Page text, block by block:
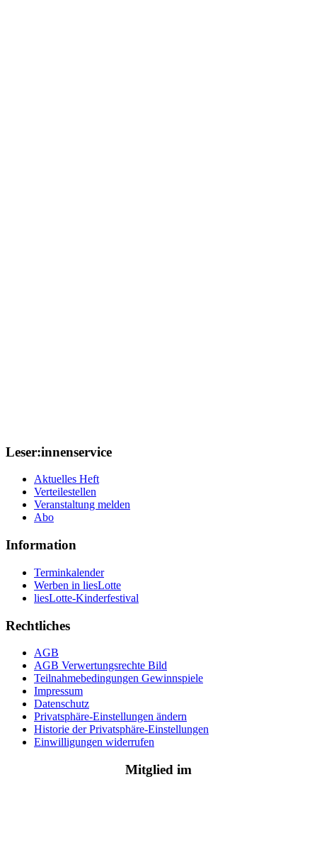
Leser:innenservice
Aktuelles Heft
Verteilestellen
Veranstaltung melden
Abo
Information
Terminkalender
Werben in liesLotte
liesLotte-Kinderfestival
Rechtliches
AGB
AGB Verwertungsrechte Bild
Teilnahmebedingungen Gewinnspiele
Impressum
Datenschutz
Privatsphäre-Einstellungen ändern
Historie der Privatsphäre-Einstellungen
Einwilligungen widerrufen
Mitglied im